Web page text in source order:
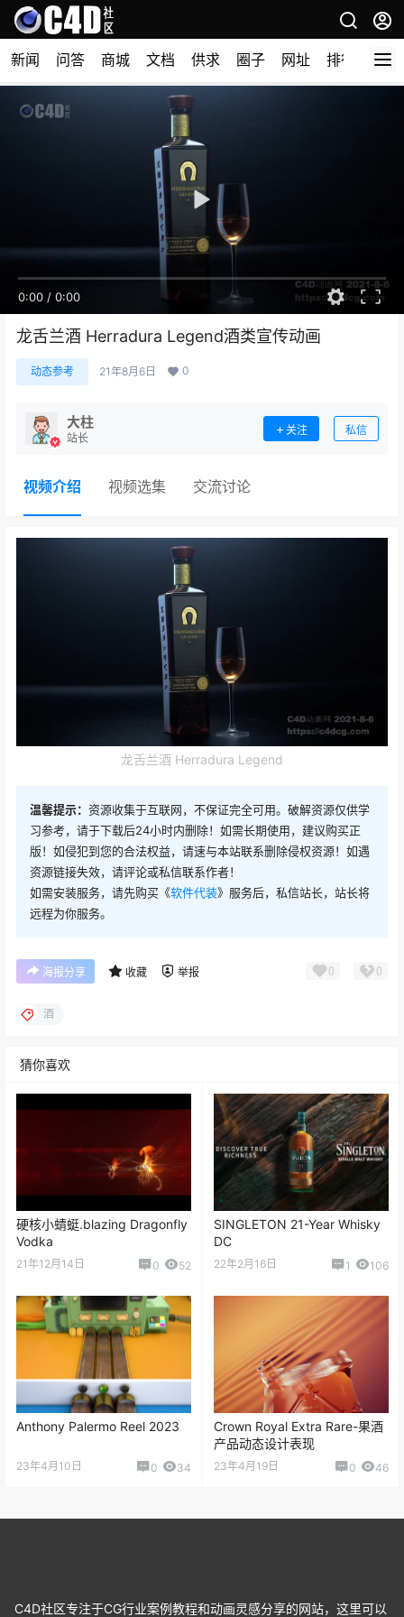
新闻 问答 商城 文档 供求 圈子 网址 排行榜
0:00 / 0:00
龙舌兰酒 Herradura Legend酒类宣传动画
动态参考 21年8月6日 0
大柱
站长
关注 私信
视频介绍 视频选集 交流讨论
龙舌兰酒 Herradura Legend
温馨提示： 资源收集于互联网，不保证完全可用。破解资源仅供学
习参考，请于下载后24小时内删除！如需长期使用，建议购买正
版！如侵犯到您的合法权益，请速与本站联系删除侵权资源！如遇
资源链接失效，请评论或私信联系作者！
如需安装服务，请先购买《软件代装》服务后，私信站长，站长将
远程为你服务。
海报分享 收藏 举报 0 0
酒
猜你喜欢
硬核小蜻蜓.blazing Dragonfly
Vodka
21年12月14日 0 52
SINGLETON 21-Year Whisky
DC
22年2月16日 1 106
Anthony Palermo Reel 2023
23年4月10日 0 34
Crown Royal Extra Rare-果酒
产品动态设计表现
23年4月19日 0 46
C4D社区专注于CG行业案例教程和动画灵感分享的网站，这里可以